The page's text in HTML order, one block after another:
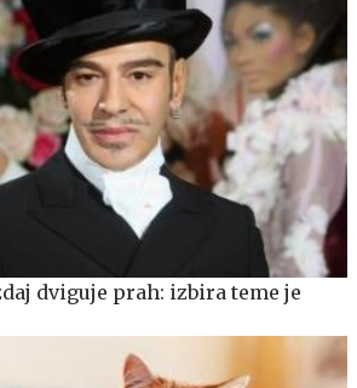
dviguje prah: izbira teme je